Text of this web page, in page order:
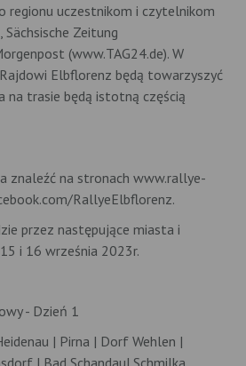
regionu uczestnikom i czytelnikom
Zeitung
(www.TAG24.de). W
Elbflorenz będą towarzyszyć
na trasie będą istotną częścią
znaleźć na stronach www.rallye-
RallyeElbflorenz.
przez następujące miasta i
i 16 września 2023r.
- Dzień 1
| Pirna | Dorf Wehlen |
| Bad Schandau| Schmilka